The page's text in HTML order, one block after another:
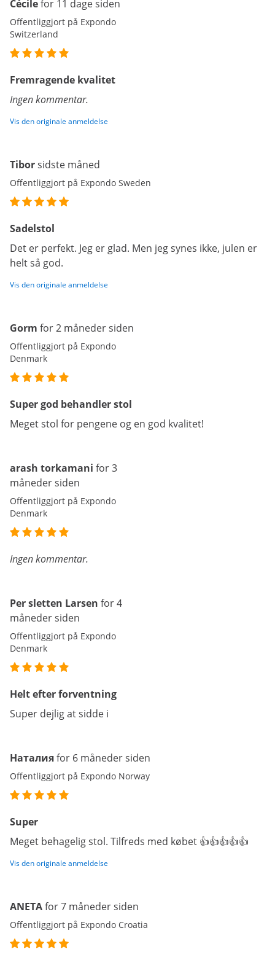
Cécilefor 11 dage siden
Offentliggjort på Expondo
Switzerland
Fremragende kvalitet
Ingen kommentar.
Vis den originale anmeldelse
Tiborsidste måned
Offentliggjort på Expondo Sweden
Sadelstol
Det er perfekt. Jeg er glad. Men jeg synes ikke, julen er
helt så god.
Vis den originale anmeldelse
Gorm for 2 måneder siden
Offentliggjort på Expondo
Denmark
Super god behandler stol
Meget stol for pengene og en god kvalitet!
arash torkamani for 3
måneder siden
Offentliggjort på Expondo
Denmark
Ingen kommentar.
Per sletten Larsen for 4
måneder siden
Offentliggjort på Expondo
Denmark
Helt efter forventning
Super dejlig at sidde i
Наталияfor 6 måneder siden
Offentliggjort på Expondo Norway
Super
Meget behagelig stol. Tilfreds med købet 👍👍👍👍👍
Vis den originale anmeldelse
ANETAfor 7 måneder siden
Offentliggjort på Expondo Croatia